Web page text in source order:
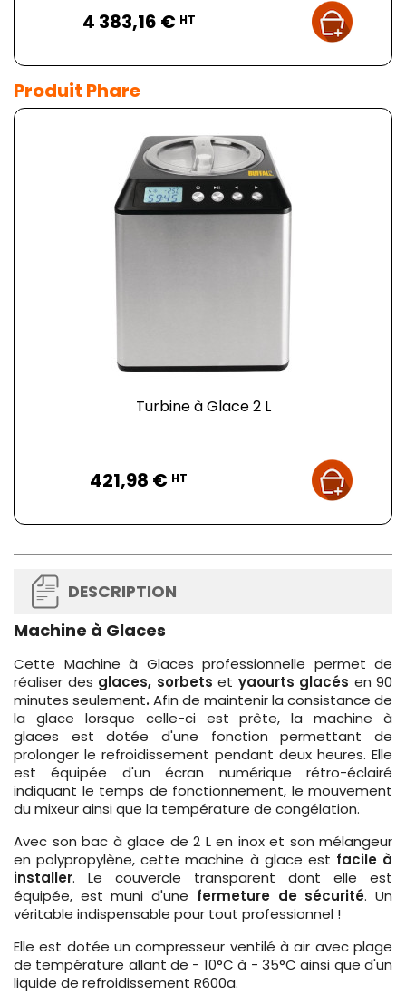
4 383,16 € HT
Produit Phare
Turbine à Glace 2 L
421,98 € HT
DESCRIPTION
Machine à Glaces
Cette Machine à Glaces professionnelle permet de
réaliser des glaces, sorbets et yaourts glacés en 90
minutes seulement.Afin de maintenir la consistance de
la glace lorsque celle-ci est prête, la machine à
glaces est dotée d'une fonction permettant de
prolonger le refroidissement pendant deux heures. Elle
est équipée d'un écran numérique rétro-éclairé
indiquant le temps de fonctionnement, le mouvement
du mixeur ainsi que la température de congélation.
Avec son bac à glace de 2 L en inox et son mélangeur
en polypropylène, cette machine à glace est facile à
installer. Le couvercle transparent dont elle est
équipée, est muni d'une fermeture de sécurité. Un
véritable indispensable pour tout professionnel !
Elle est dotée un compresseur ventilé à air avec plage
de température allant de - 10°C à - 35°C ainsi que d'un
liquide de refroidissement R600a.